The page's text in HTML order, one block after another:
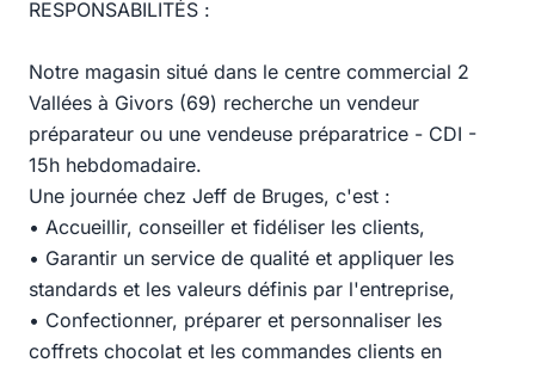
RESPONSABILITÉS :
Notre magasin situé dans le centre commercial 2
Vallées à Givors (69) recherche un vendeur
préparateur ou une vendeuse préparatrice - CDI -
15h hebdomadaire.
Une journée chez Jeff de Bruges, c'est :
• Accueillir, conseiller et fidéliser les clients,
• Garantir un service de qualité et appliquer les
standards et les valeurs définis par l'entreprise,
• Confectionner, préparer et personnaliser les
coffrets chocolat et les commandes clients en